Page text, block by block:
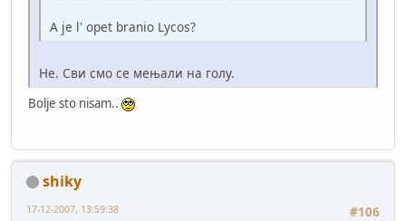
A je l' opet branio Lycos?
Не. Сви смо се мењали на голу.
Bolje sto nisam..
shiky
#106
17-12-2007, 13:59:38